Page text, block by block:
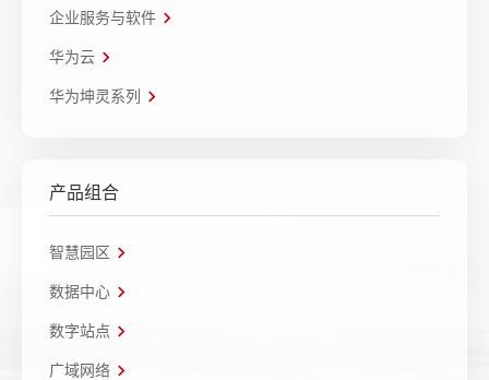
企业服务与软件
华为云
华为坤灵系列
产品组合
智慧园区
数据中心
数字站点
广域网络